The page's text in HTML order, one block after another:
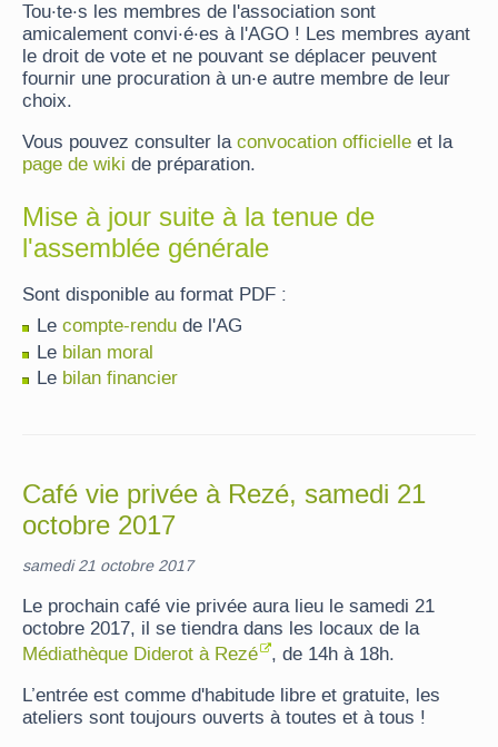
Tou·te·s les membres de l'association sont
amicalement convi·é·es à l'AGO ! Les membres ayant
le droit de vote et ne pouvant se déplacer peuvent
fournir une procuration à un·e autre membre de leur
choix.
Vous pouvez consulter la convocation officielle et la
page de wiki de préparation.
Mise à jour suite à la tenue de
l'assemblée générale
Sont disponible au format PDF :
Le compte-rendu de l'AG
Le bilan moral
Le bilan financier
Café vie privée à Rezé, samedi 21
octobre 2017
samedi 21 octobre 2017
Le prochain café vie privée aura lieu le samedi 21
octobre 2017, il se tiendra dans les locaux de la
Médiathèque Diderot à Rezé
, de 14h à 18h.
L’entrée est comme d'habitude libre et gratuite, les
ateliers sont toujours ouverts à toutes et à tous !